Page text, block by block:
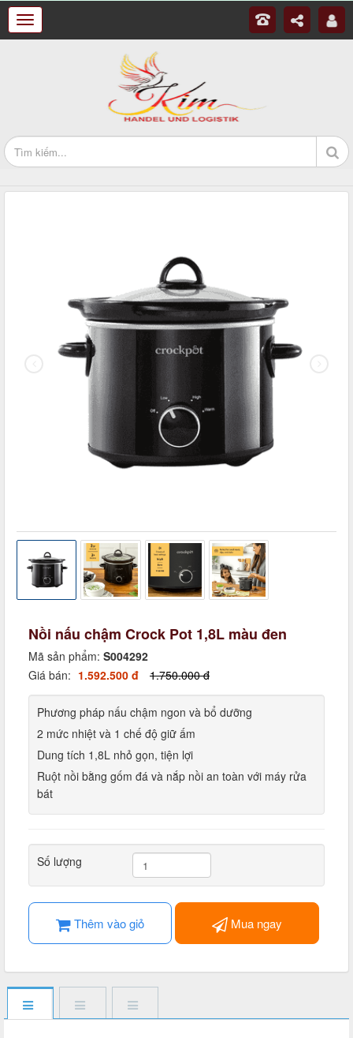
Nồi nấu chậm Crock Pot 1,8L màu đen
Mã sản phẩm: S004292
Giá bán: 1.592.500 đ 1.750.000 đ
Phương pháp nấu chậm ngon và bổ dưỡng
2 mức nhiệt và 1 chế độ giữ ấm
Dung tích 1,8L nhỏ gọn, tiện lợi
Ruột nồi bằng gốm đá và nắp nồi an toàn với máy rửa
bát
Số lượng
Thêm vào giỏ Mua ngay